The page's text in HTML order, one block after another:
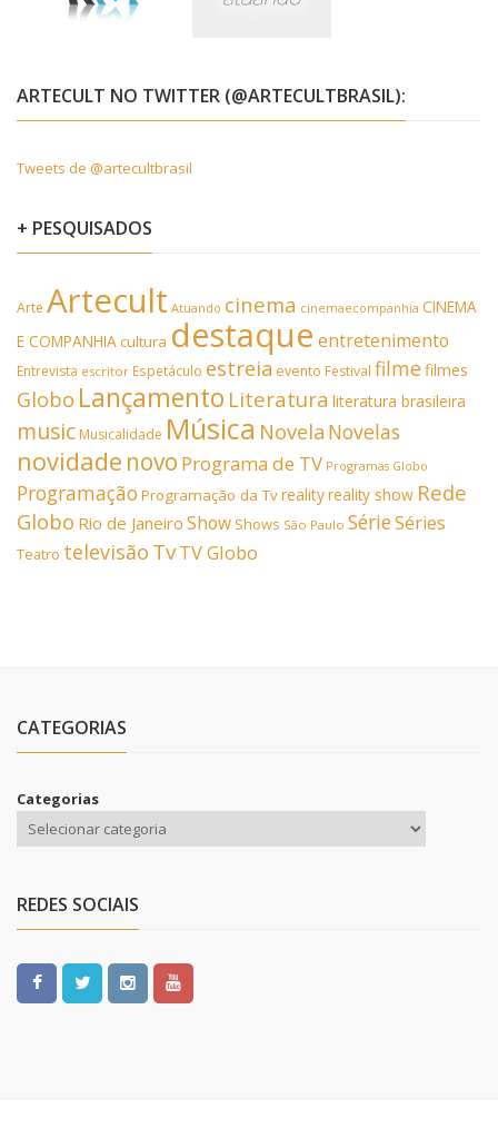
ARTECULT NO TWITTER (@ARTECULTBRASIL):
Tweets de @artecultbrasil
+ PESQUISADOS
Arte Artecult Atuando cinema cinemaecompanhia CINEMA
E COMPANHIAcultura destaque entretenimento
Entrevista escritor Espetáculo estreia evento Festival filmefilmes
Globo Lançamento Literatura literatura brasileira
music Musicalidade Música Novela Novelas
novidade novo Programa de TV Programas Globo
Programação Programação da Tvrealityreality show Rede
Globo Rio de Janeiro Show Shows São Paulo SérieSéries
Teatro televisão TvTV Globo
CATEGORIAS
Categorias
REDES SOCIAIS